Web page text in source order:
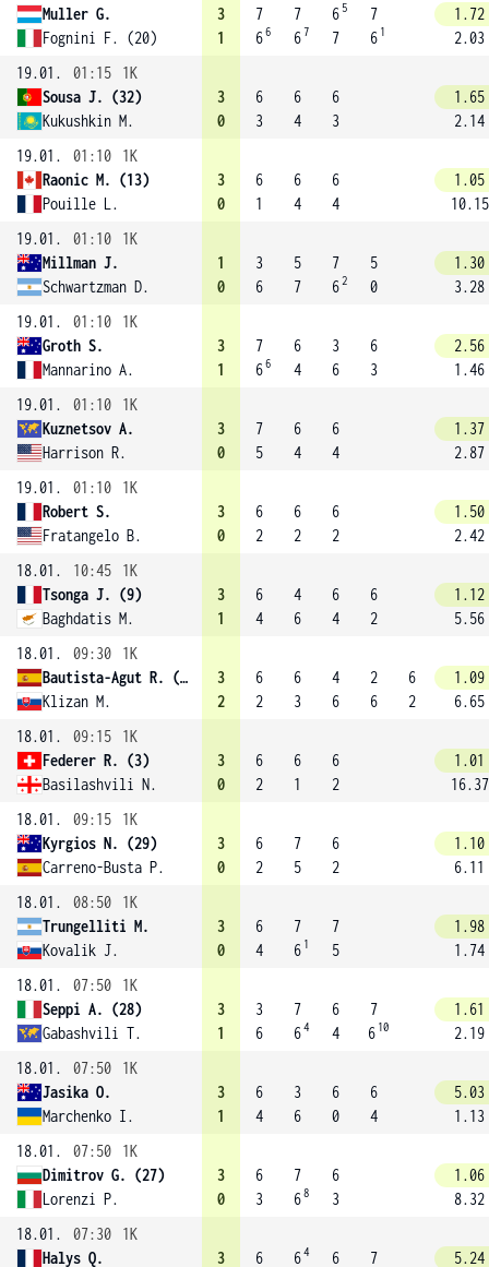
Muller G.
Fognini F. (20)
3
1
7
66
7
67
6 5
7
7
6 1
1.72
2.03
19.01.
01:15
1K
Sousa J. (32)
Kukushkin M.
3
0
6
3
6
4
6
3
1.65
2.14
19.01.
01:10
1K
Raonic M. (13)
Pouille L.
3
0
6
1
6
4
6
4
1.05
10.15
19.01.
01:10
1K
Millman J.
Schwartzman D.
1
0
3
6
5
7
7
62
5
0
1.30
3.28
19.01.
01:10
1K
Groth S.
Mannarino A.
3
1
7
66
6
4
3
6
6
3
2.56
1.46
19.01.
01:10
1K
Kuznetsov A.
Harrison R.
3
0
7
5
6
4
6
4
1.37
2.87
19.01.
01:10
1K
Robert S.
Fratangelo B.
3
0
6
2
6
2
6
2
1.50
2.42
18.01.
10:45
1K
Tsonga J. (9)
Baghdatis M.
3
1
6
4
4
6
6
4
6
2
1.12
5.56
18.01.
09:30
1K
Bautista-Agut R. (24)
Klizan M.
3
2
6
2
6
3
4
6
2
6
6
2
1.09
6.65
18.01.
09:15
1K
Federer R. (3)
Basilashvili N.
3
0
6
2
6
1
6
2
1.01
16.37
18.01.
09:15
1K
Kyrgios N. (29)
Carreno-Busta P.
3
0
6
2
7
5
6
2
1.10
6.11
18.01.
08:50
1K
Trungelliti M.
Kovalik J.
3
0
6
4
7
6 1
7
5
1.98
1.74
18.01.
07:50
1K
Seppi A. (28)
Gabashvili T.
3
1
3
6
7
64
6
4
7
6 10
1.61
2.19
18.01.
07:50
1K
Jasika O.
Marchenko I.
3
1
6
4
3
6
6
0
6
4
5.03
1.13
18.01.
07:50
1K
Dimitrov G. (27)
Lorenzi P.
3
0
6
3
7
68
6
3
1.06
8.32
18.01.
07:30
1K
Halys Q.
3
6
64
6
7
5.24